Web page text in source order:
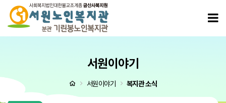
[노년사회화교육] 스크린파크골프 참여자 모집 > 복지관 소식
서원이야기
처음으로서원이야기 복지관 소식